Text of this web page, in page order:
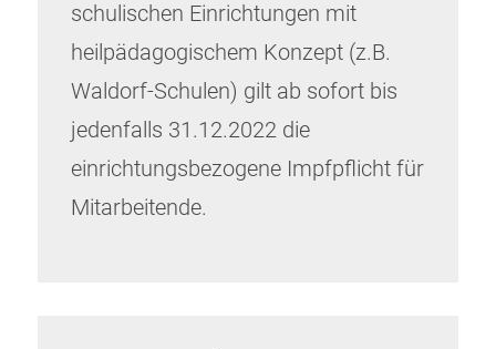
schulischen Einrichtungen mit
heilpädagogischem Konzept (z.B.
Waldorf-Schulen) gilt ab sofort bis
jedenfalls 31.12.2022 die
einrichtungsbezogene Impfpflicht für
Mitarbeitende.